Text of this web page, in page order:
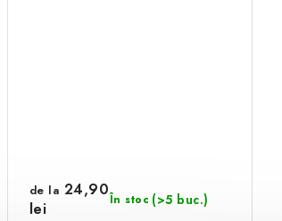
În stoc (>5 buc.)
de la 24,90
lei